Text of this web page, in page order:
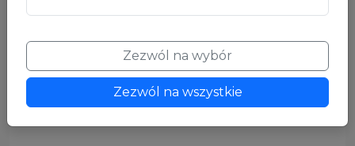
Zezwól na wybór
Zezwól na wszystkie